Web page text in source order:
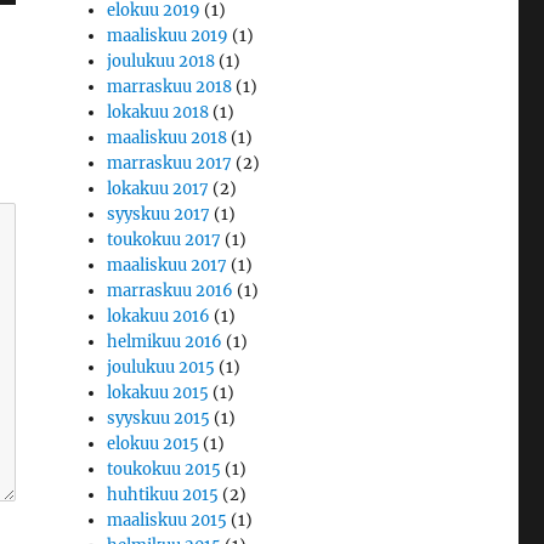
elokuu 2019 (1)
maaliskuu 2019 (1)
joulukuu 2018 (1)
marraskuu 2018 (1)
lokakuu 2018 (1)
maaliskuu 2018 (1)
marraskuu 2017 (2)
lokakuu 2017 (2)
syyskuu 2017 (1)
toukokuu 2017 (1)
maaliskuu 2017 (1)
marraskuu 2016 (1)
lokakuu 2016 (1)
helmikuu 2016 (1)
joulukuu 2015 (1)
lokakuu 2015 (1)
syyskuu 2015 (1)
elokuu 2015 (1)
toukokuu 2015 (1)
huhtikuu 2015 (2)
maaliskuu 2015 (1)